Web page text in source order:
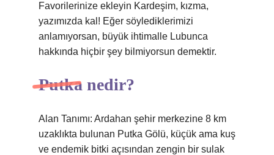
Favorilerinize ekleyin Kardeşim, kızma,
yazımızda kal! Eğer söylediklerimizi
anlamıyorsan, büyük ihtimalle Lubunca
hakkında hiçbir şey bilmiyorsun demektir.
Putka nedir?
Alan Tanımı: Ardahan şehir merkezine 8 km
uzaklıkta bulunan Putka Gölü, küçük ama kuş
ve endemik bitki açısından zengin bir sulak